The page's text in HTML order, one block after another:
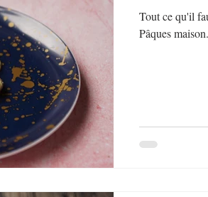
Tout ce qu'il
Pâques maison.